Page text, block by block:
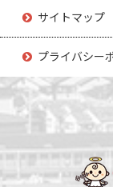
サイトマップ
プライバシー